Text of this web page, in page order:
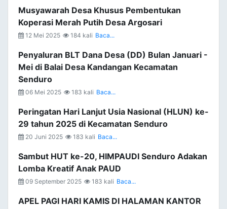
Musyawarah Desa Khusus Pembentukan
Koperasi Merah Putih Desa Argosari
12 Mei 2025 184 kali Baca...
Penyaluran BLT Dana Desa (DD) Bulan Januari -
Mei di Balai Desa Kandangan Kecamatan
Senduro
06 Mei 2025 183 kali Baca...
Peringatan Hari Lanjut Usia Nasional (HLUN) ke-
29 tahun 2025 di Kecamatan Senduro
20 Juni 2025 183 kali Baca...
Sambut HUT ke-20, HIMPAUDI Senduro Adakan
Lomba Kreatif Anak PAUD
09 September 2025 183 kali Baca...
APEL PAGI HARI KAMIS DI HALAMAN KANTOR